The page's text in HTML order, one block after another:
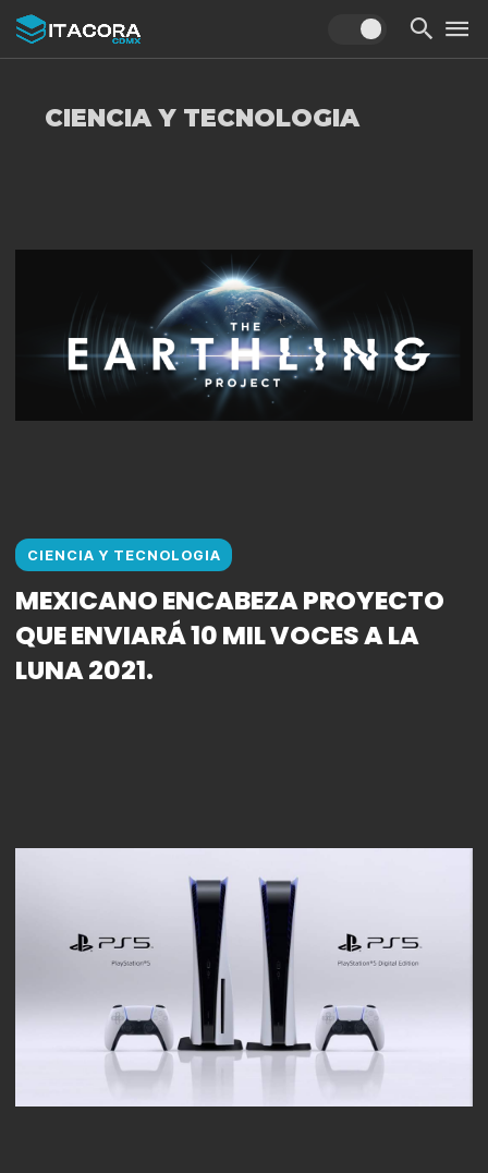
CIENCIA Y TECNOLOGIA
CIENCIA Y TECNOLOGIA
MEXICANO ENCABEZA PROYECTO
QUE ENVIARÁ 10 MIL VOCES A LA
LUNA 2021.